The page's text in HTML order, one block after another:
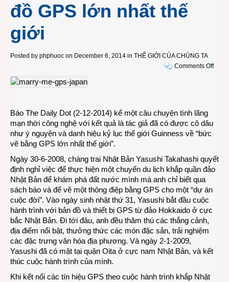
đồ GPS lớn nhất thế
giới
Posted by phphuoc on December 6, 2014 in THẾ GIỚI CỦA CHÚNG TA
Comments Offon
nhất
thế
Báo The Daily Dot (2-12-2014) kể một câu chuyện tình lãng
mạn thời công nghệ với kết quả là tác giả đã có được cô dâu
như ý nguyện và danh hiệu kỷ lục thế giới Guinness về “bức
vẽ bằng GPS lớn nhất thế giới”.
Ngày 30-6-2008, chàng trai Nhật Bản Yasushi Takahashi quyết
định nghỉ việc để thực hiện một chuyến du lịch khắp quần đảo
Nhật Bản để khám phá đất nước mình mà anh chỉ biết qua
sách báo và để vẽ một thông điệp bằng GPS cho một “dự án
cuộc đời”. Vào ngày sinh nhật thứ 31, Yasushi bắt đầu cuộc
hành trình với bản đồ và thiết bị GPS từ đảo Hokkaido ở cực
bắc Nhật Bản. Đi tới đâu, anh đều thăm thú các thắng cảnh,
địa điểm nổi bật, thưởng thức các món đặc sản, trải nghiệm
các đặc trưng văn hóa địa phương. Và ngày 2-1-2009,
Yasushi đã có mặt tại quận Oita ở cực nam Nhật Bản, và kết
thúc cuộc hành trình của mình.
Khi kết nối các tín hiệu GPS theo cuộc hành trình khắp Nhật